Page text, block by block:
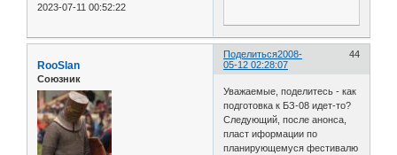
2023-07-11 00:52:22
Поделиться 44
2008-
05-12 02:28:07
RooSlan
Союзник
Уважаемые, поделитесь - как
подготовка к БЗ-08 идет-то?
Следующий, после анонса,
пласт иформации по
планирующемуся фестивалю